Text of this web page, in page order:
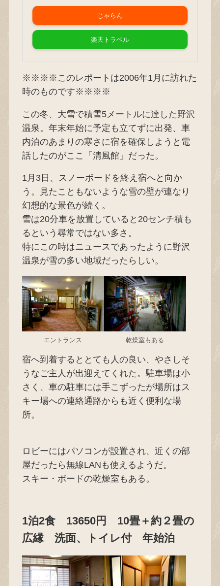
じゃらん
楽天トラベル
※※※※このレポートは2006年1月に訪れた
時のものです※※※※
この冬、大雪で積雪5メートルに達した野沢
温泉。年末年始に予定も立てずに出発、車
内泊のあまりの寒さに宿を確保しようと電
話したのがここ「清風館」だった。
1月3日、スノーボードを終え宿へと向か
う。見たこともないような雪の壁が連なり
幻想的な景色が続く。
雪は20分車を放置していると20センチ積も
るという尋常ではない多さ。
特にこの時はニュースであったように野沢
温泉が雪の多い地域だったらしい。
エントランス 乾燥室もある
宿へ到着するととても人の良い、やさしそ
うなご主人が出迎えてくれた。駐車場は小
さく、車の駐車には手こずったが場所はス
キー場への連絡通路からも近く便利な場
所。
ロビーにはパソコンが設置され、近くの部
屋だったら無線LANも使えるようだ。
スキー・ボードの乾燥室もある。
1泊2食 13650円 10畳＋約２畳の
広縁 洗面、トイレ付 年始泊